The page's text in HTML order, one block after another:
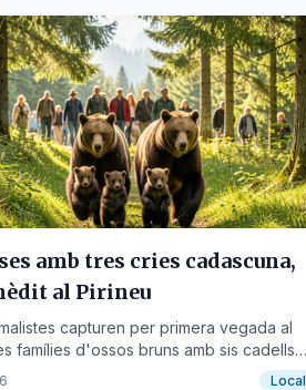
amb tres cries cadascuna,
al Pirineu
capturen per primera vegada al
famílies d'ossos bruns amb sis cadells
Vall d'Aran.
Local